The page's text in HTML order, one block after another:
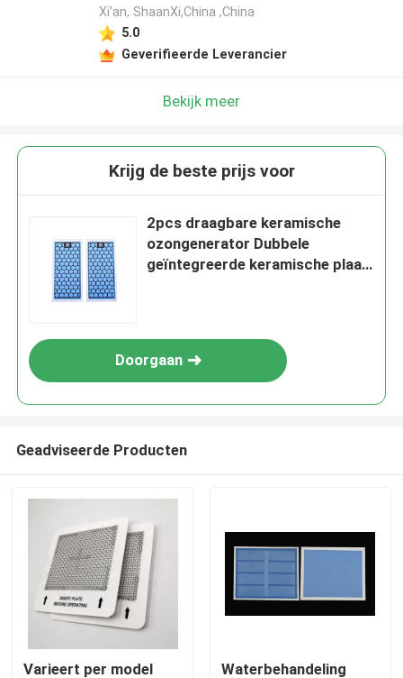
Xi'an, ShaanXi,China ,China
5.0
Geverifieerde Leverancier
Bekijk meer
Krijg de beste prijs voor
2pcs draagbare keramische
ozongenerator Dubbele
geïntegreerde keramische plaat
Doorgaan
Geadviseerde Producten
Varieert per model
Waterbehandeling